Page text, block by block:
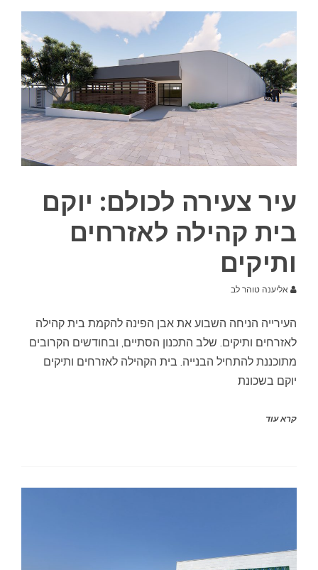
עיר צעירה לכולם: יוקם
בית קהילה לאזרחים
ותיקים
אליענה טוהר לב
העירייה הניחה השבוע את אבן הפינה להקמת בית קהילה
לאזרחים ותיקים. שלב התכנון הסתיים, ובחודשים הקרובים
מתוכננת להתחיל הבנייה. בית הקהילה לאזרחים ותיקים
יוקם בשכונת
קרא עוד